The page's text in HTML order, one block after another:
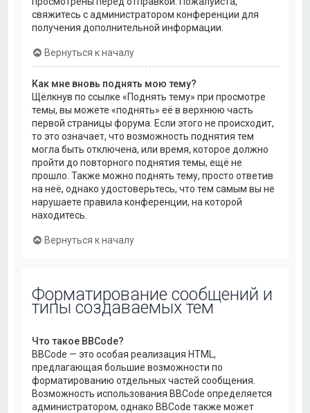
свяжитесь с администратором конференции для
получения дополнительной информации.
Вернуться к началу
Как мне вновь поднять мою тему?
Щёлкнув по ссылке «Поднять тему» при просмотре
темы, вы можете «поднять» её в верхнюю часть
первой страницы форума. Если этого не происходит,
то это означает, что возможность поднятия тем
могла быть отключена, или время, которое должно
пройти до повторного поднятия темы, ещё не
прошло. Также можно поднять тему, просто ответив
на неё, однако удостоверьтесь, что тем самым вы не
нарушаете правила конференции, на которой
находитесь.
Вернуться к началу
Форматирование сообщений и
типы создаваемых тем
Что такое BBCode?
BBCode — это особая реализация HTML,
предлагающая большие возможности по
форматированию отдельных частей сообщения.
Возможность использования BBCode определяется
администратором, однако BBCode также может